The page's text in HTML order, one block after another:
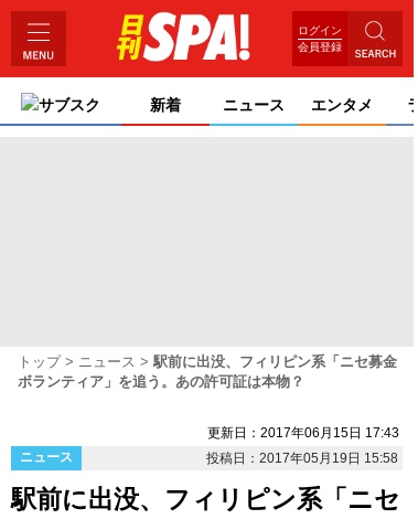
ログイン
会員登録
サブスク 新着 ニュース エンタメ
トップ ニュース
駅前に出没、フィリピン系「ニセ募金
ボランティア」を追う。あの許可証は本物？
更新日：2017年06月15日 17:43
ニュース
投稿日：2017年05月19日 15:58
駅前に出没、フィリピン系「ニセ